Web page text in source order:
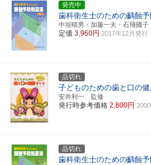
発売中
歯科衛生士のための齲蝕
中垣晴男・加藤一夫・石飛國
定価 3,960円 2017年12月発行
品切れ
子どものための歯と口の健
安井利一 監修
発行時参考価格 2,800円
品切れ
歯科衛生士のための齲蝕